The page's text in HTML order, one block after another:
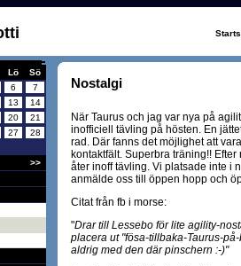
Lö
Sö
6
7
13
14
20
21
27
28
>>
Nostalgi
När Taurus och jag var nya på
inofficiell tävling på hösten. En
rad. Där fanns det möjlighet att
kontaktfält. Superbra träning!!
åter inoff tävling. Vi platsade inte i
anmälde oss till öppen hopp och
Citat från fb i morse:
"Drar till Lessebo för lite agility-
placera ut "fösa-tillbaka-Taurus-
aldrig med den där pinschern :-)"